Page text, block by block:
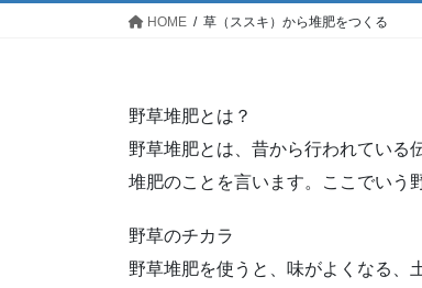
HOME 草（ススキ）から堆肥をつくる
野草堆肥とは？
野草堆肥とは、昔から行われている
堆肥のことを言います。ここでいう
野草のチカラ
野草堆肥を使うと、味がよくなる、